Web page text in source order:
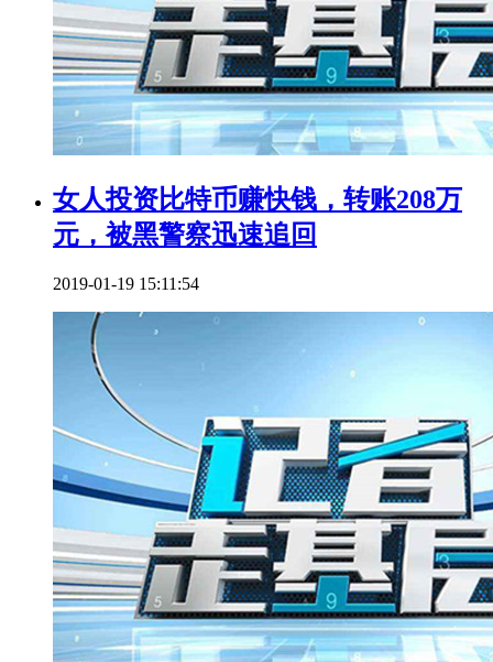
女人投资比特币赚快钱，转账208万
元，被黑警察迅速追回
2019-01-19 15:11:54